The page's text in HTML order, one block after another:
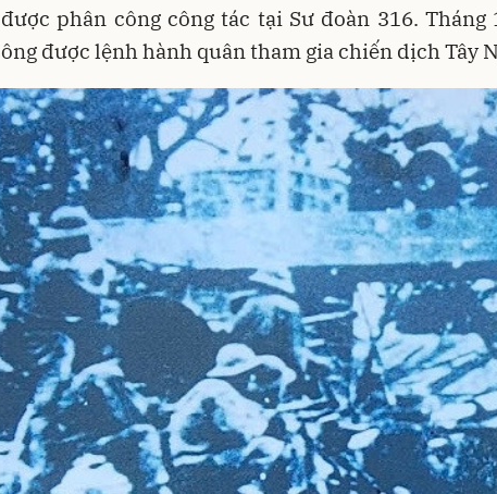
được phân công công tác tại Sư đoàn 316. Tháng
ông được lệnh hành quân tham gia chiến dịch Tây